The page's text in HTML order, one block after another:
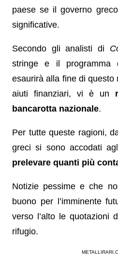
paese se il governo
significative.
Secondo gli analisti di
stringe e il
esaurirà alla fine di questo
aiuti finanziari, vi è un
bancarotta nazionale.
Per tutte queste ragioni,
greci si sono accodati
prelevare quanti più
Notizie pessime e che
buono per l’imminente
verso l’alto le quotazioni
rifugio.